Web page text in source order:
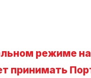
режиме
принимать